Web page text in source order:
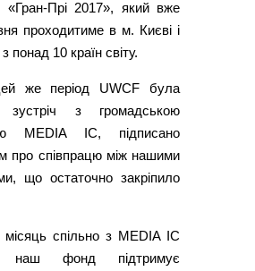
Прі 2017», який вже
проходитиме в м. Києві і
понад 10 країн світу.
же період UWCF була
зустріч з громадською
MEDIA IC, підписано
про співпрацю між нашими
що остаточно закріпило
спільно з MEDIA IC
фонд підтримує